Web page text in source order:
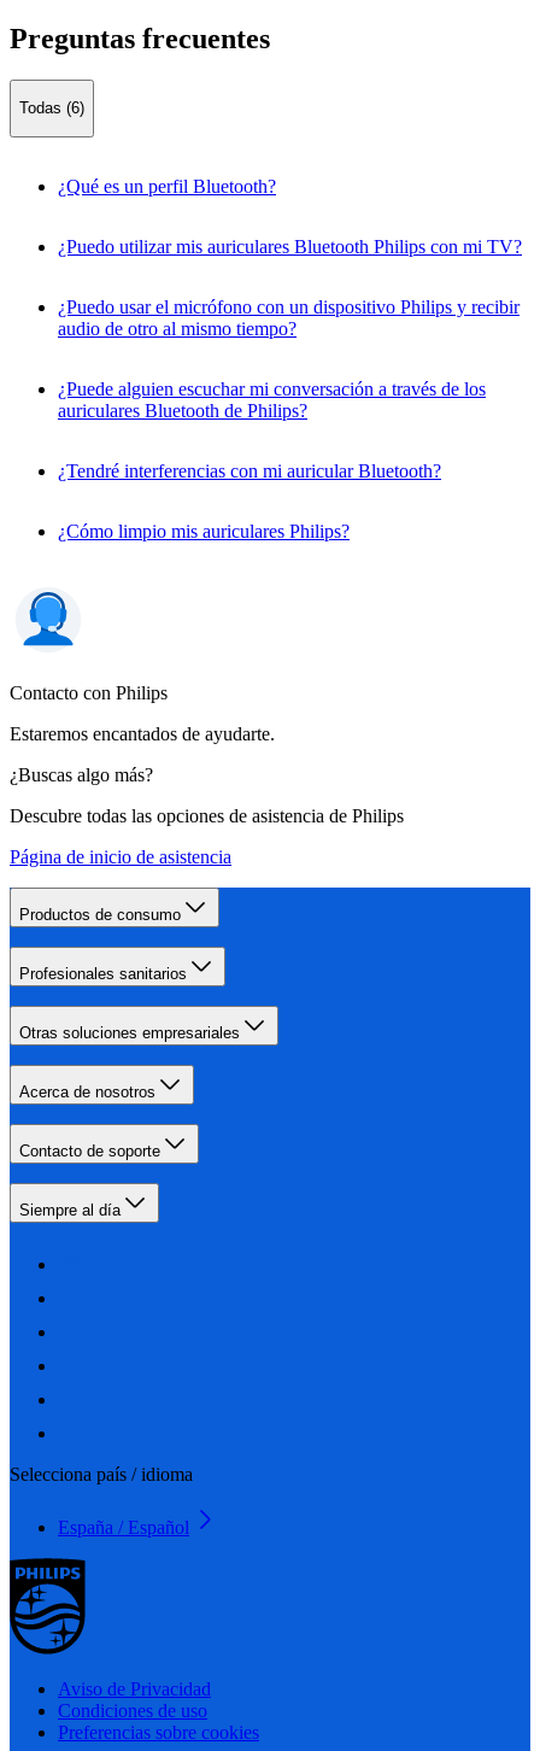
Preguntas frecuentes
Todas (6)
¿Qué es un perfil Bluetooth?
¿Puedo utilizar mis auriculares Bluetooth Philips con mi TV?
¿Puedo usar el micrófono con un dispositivo Philips y recibir
audio de otro al mismo tiempo?
¿Puede alguien escuchar mi conversación a través de los
auriculares Bluetooth de Philips?
¿Tendré interferencias con mi auricular Bluetooth?
¿Cómo limpio mis auriculares Philips?
Contacto con Philips
Estaremos encantados de ayudarte.
¿Buscas algo más?
Descubre todas las opciones de asistencia de Philips
Página de inicio de asistencia
Productos de consumo
Profesionales sanitarios
Otras soluciones empresariales
Acerca de nosotros
Contacto de soporte
Siempre al día
Selecciona país / idioma
España / Español
Aviso de Privacidad
Condiciones de uso
Preferencias sobre cookies